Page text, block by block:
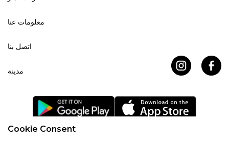
Cookie Consent
معلومات عنا
اتصل بنا
مدينة